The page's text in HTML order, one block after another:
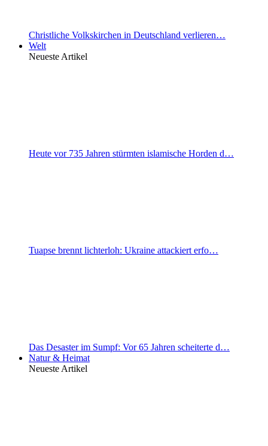
Christliche Volkskirchen in Deutschland verlieren…
Welt
Neueste Artikel
Heute vor 735 Jahren stürmten islamische Horden d…
Tuapse brennt lichterloh: Ukraine attackiert erfo…
Das Desaster im Sumpf: Vor 65 Jahren scheiterte d…
Natur & Heimat
Neueste Artikel